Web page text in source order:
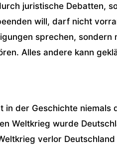
juristische Debatten,
will, darf nicht
sprechen, sondern
Alles andere kann
in der Geschichte niemals
Weltkrieg wurde
verlor Deutschland